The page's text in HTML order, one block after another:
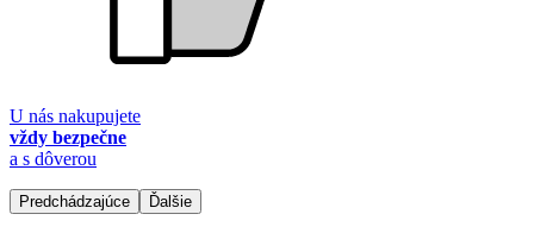
U nás nakupujete
vždy bezpečne
a s dôverou
Predchádzajúce Ďalšie